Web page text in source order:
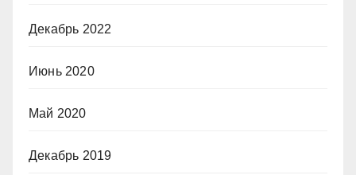
Декабрь 2022
Июнь 2020
Май 2020
Декабрь 2019